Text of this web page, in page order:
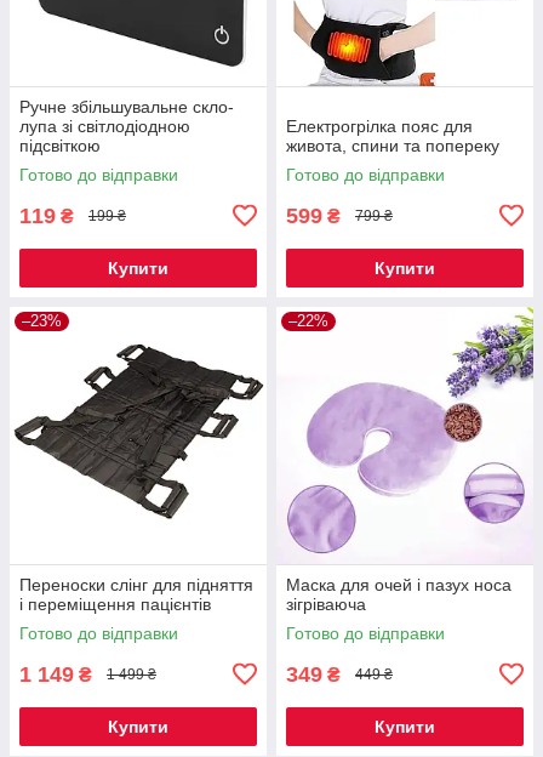
Ручне збільшувальне скло-
лупа зі світлодіодною
підсвіткою
Готово до відправки
119 ₴ 199 ₴
Купити
Електрогрілка пояс для
живота, спини та попереку
Готово до відправки
599 ₴ 799 ₴
Купити
–23%
Переноски слінг для підняття
і переміщення пацієнтів
Готово до відправки
1 149 ₴ 1 499 ₴
Купити
–22%
Маска для очей і пазух носа
зігріваюча
Готово до відправки
349 ₴ 449 ₴
Купити